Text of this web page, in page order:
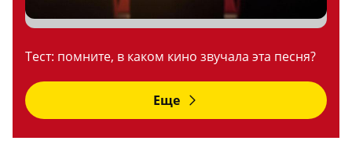
Тест: помните, в каком кино звучала эта песня?
Еще